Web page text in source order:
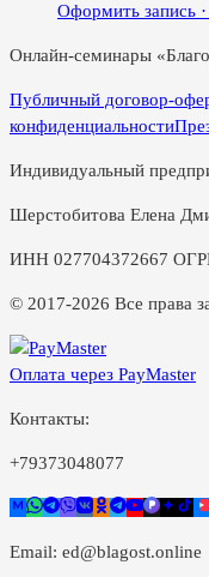
Оформить запись ·
Онлайн-семинары
Публичный договор-
конфиденциальности
Индивидуальный
Шерстобитова Елена
ИНН 027704372667
© 2017-2026 Все права
Оплата через PayMaster
Контакты:
+79373048077
Email: ed@blagost.online